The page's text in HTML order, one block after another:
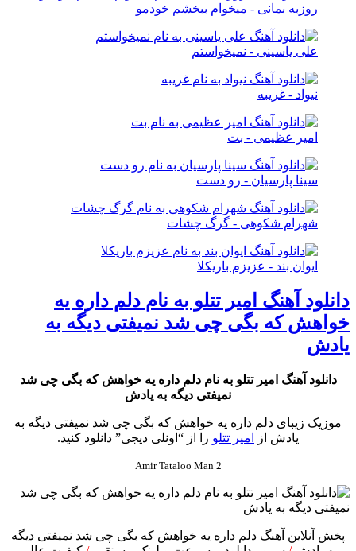
روزبه بمانی - میخوام ببخشم خودمو
علی یاسینی - نمیخواستم
نیواد - غریبه
امیر عظیمی - بت
سینا پارسیان - رو دست
شهرام شکوهی - گرگ چشات
ایوان بند - عزیزم باریکلا
دانلود آهنگ امیر تتلو به نام دلم داره يه
خواهش كه بگى چى شد نميفتى ديگه به
يادش
دانلود آهنگ امیر تتلو به نام دلم داره يه خواهش كه بگى چى شد
نميفتى ديگه به يادش
موزیک زیبای دلم داره يه خواهش كه بگى چى شد نميفتى ديگه به
يادش از
امیر تتلو را از “اونلی دیجی” دانلود کنید.
Amir Tataloo Man 2
پخش آنلاین آهنگ دلم داره يه خواهش كه بگى چى شد نميفتى ديگه